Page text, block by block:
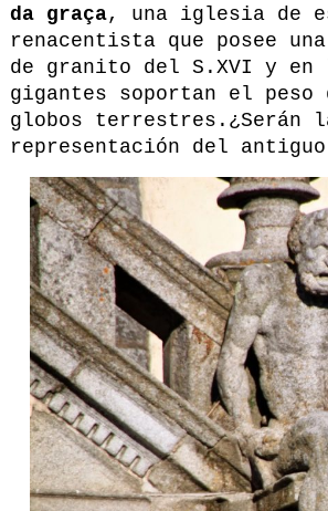
da graça, una iglesia de
renacentista que posee
de granito del S.XVI y en
gigantes soportan el peso
globos terrestres.¿Serán
representación del